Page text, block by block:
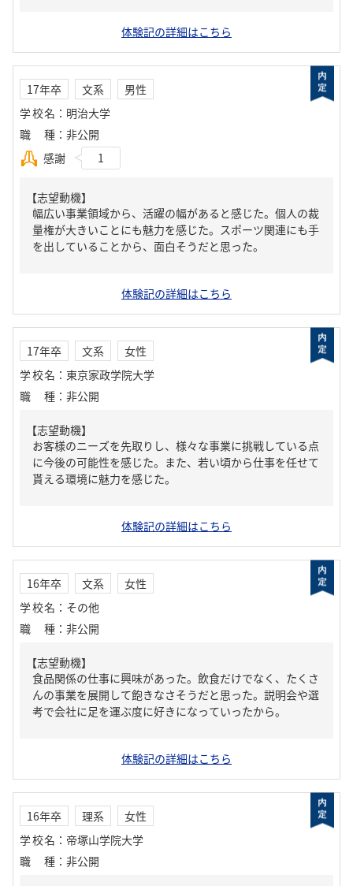
体験記の詳細はこちら
17年卒 文系
男性
学校名 ： 明治大学
職種 ： 非公開
感謝
1
【志望動機】
幅広い事業領域から、活躍の幅があると感じた。個人の裁
量権が大きいことにも魅力を感じた。スポーツ関連にも手
を出していることから、面白そうだと思った。
体験記の詳細はこちら
17年卒 文系
女性
学校名 ： 東京家政学院大学
職種 ： 非公開
【志望動機】
お客様のニーズを先取りし、様々な事業に挑戦している点
に今後の可能性を感じた。また、若い頃から仕事を任せて
貰える環境に魅力を感じた。
体験記の詳細はこちら
16年卒 文系
女性
学校名 ： その他
職種 ： 非公開
【志望動機】
食品関係の仕事に興味があった。飲食だけでなく、たくさ
んの事業を展開して飽きなさそうだと思った。説明会や選
考で会社に足を運ぶ度に好きになっていったから。
体験記の詳細はこちら
16年卒 理系
女性
学校名 ： 帝塚山学院大学
職種 ： 非公開